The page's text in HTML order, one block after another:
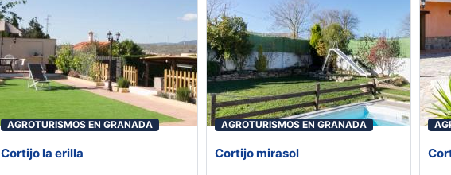
AGROTURISMOS EN GRANADA
Cortijo la erilla
AGROTURISMOS EN GRANADA
Cortijo mirasol